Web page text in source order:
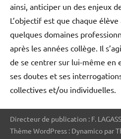
ainsi, anticiper un des enjeux
L’objectif est que chaque
quelques domaines
après les années collège. Il
de se centrer sur lui-même en
ses doutes et ses
collectives et/ou individuelles.
Directeur de publication : F.
Thème WordPress : Dynamico par